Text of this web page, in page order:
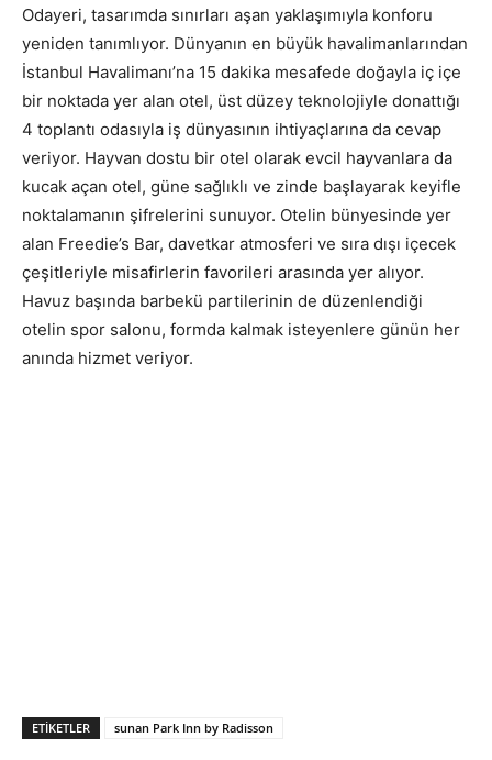
Odayeri, tasarımda sınırları aşan yaklaşımıyla konforu
yeniden tanımlıyor. Dünyanın en büyük havalimanlarından
İstanbul Havalimanı’na 15 dakika mesafede doğayla iç içe
bir noktada yer alan otel, üst düzey teknolojiyle donattığı
4 toplantı odasıyla iş dünyasının ihtiyaçlarına da cevap
veriyor. Hayvan dostu bir otel olarak evcil hayvanlara da
kucak açan otel, güne sağlıklı ve zinde başlayarak keyifle
noktalamanın şifrelerini sunuyor. Otelin bünyesinde yer
alan Freedie’s Bar, davetkar atmosferi ve sıra dışı içecek
çeşitleriyle misafirlerin favorileri arasında yer alıyor.
Havuz başında barbekü partilerinin de düzenlendiği
otelin spor salonu, formda kalmak isteyenlere günün her
anında hizmet veriyor.
ETIKETLER sunan Park Inn by Radisson